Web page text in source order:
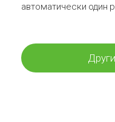
автоматически один